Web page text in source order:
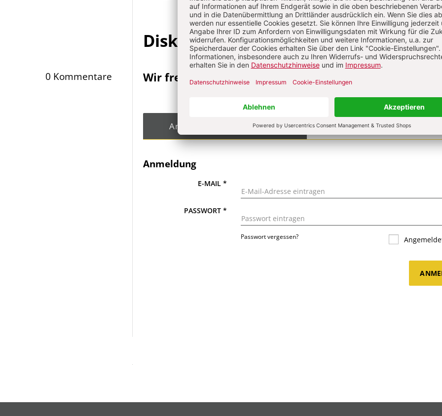
Diskussion
0 Kommentare Wir freuen uns über Ihren Kommentar
Angemeldet kommentieren Als Gast kommentieren
Anmeldung
E-MAIL*
PASSWORT*
Passwort vergessen?